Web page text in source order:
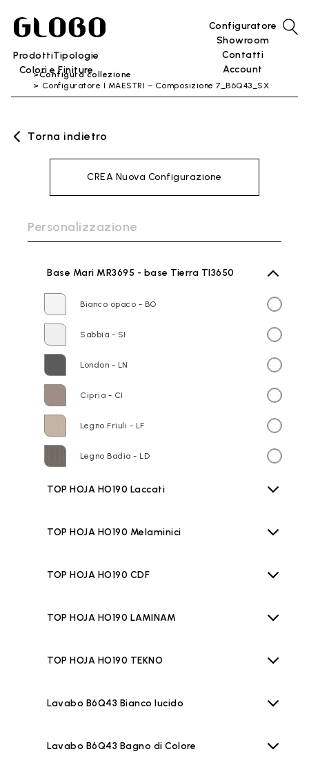
ProdottiTipologie
Colori e Finiture
Configuratore
Showroom
Contatti
Account
Configura collezione
Configuratore I MAESTRI – Composizione 7_B6Q43_SX
Torna indietro
CREA Nuova Configurazione
Personalizzazione
Base Marì MR3695 - base Tierra TI3650
Bianco opaco - BO
Sabbia - SI
London - LN
Cipria - CI
Legno Friuli - LF
Legno Badia - LD
TOP HOJA HO190 Laccati
TOP HOJA HO190 Melaminici
TOP HOJA HO190 CDF
TOP HOJA HO190 LAMINAM
TOP HOJA HO190 TEKNO
Lavabo B6Q43 Bianco lucido
Lavabo B6Q43 Bagno di Colore